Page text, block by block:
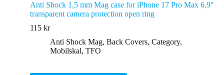
Anti Shock 1,5 mm Mag case for iPhone 17 Pro Max 6,9″
transparent camera protection open ring
115 kr
Anti Shock Mag, Back Covers, Category,
Mobilskal, TFO